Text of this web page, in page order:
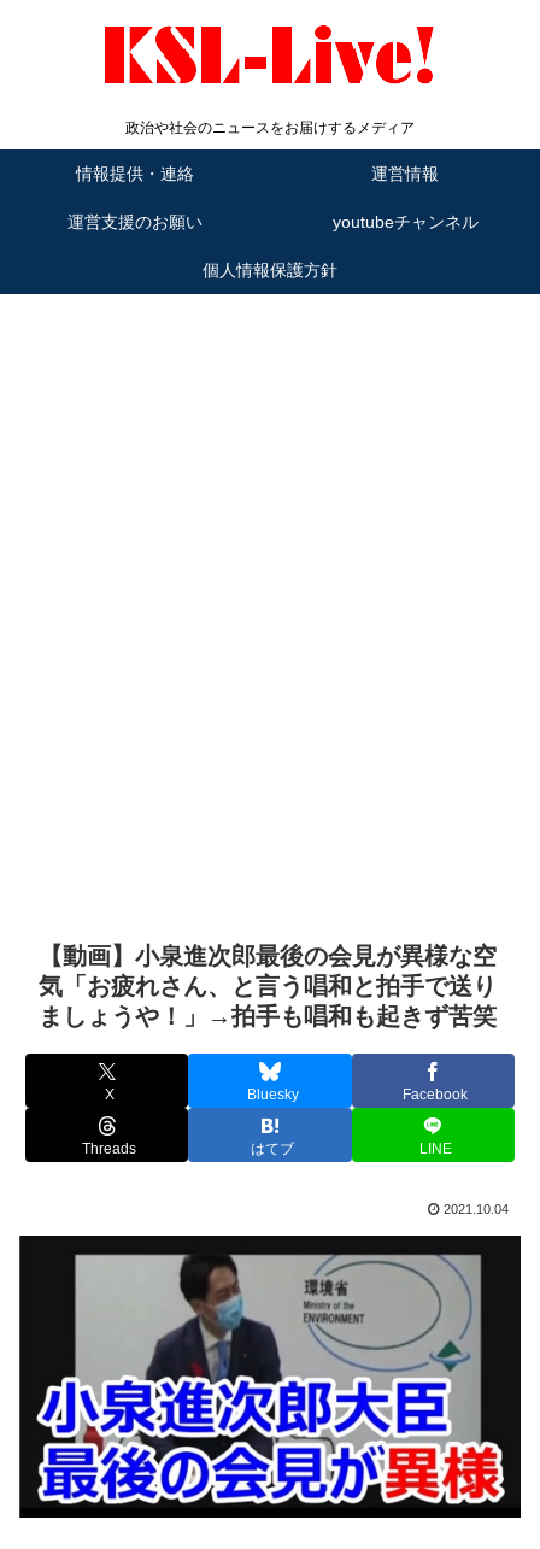
政治や社会のニュースをお届けするメディア
情報提供・連絡 運営情報
運営支援のお願い youtubeチャンネル
個人情報保護方針
【動画】小泉進次郎最後の会見が異様な空
気「お疲れさん、と言う唱和と拍手で送り
ましょうや！」→拍手も唱和も起きず苦笑
X Bluesky Facebook
Threads はてブ LINE
2021.10.04